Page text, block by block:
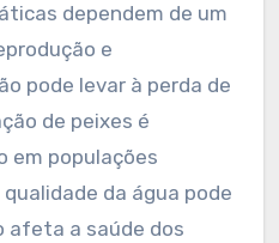
dependem de um
e
pode levar à perda de
de peixes é
em populações
da água pode
afeta a saúde dos